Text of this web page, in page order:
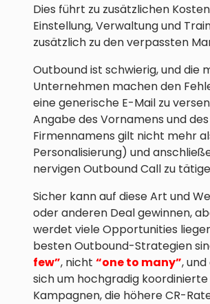
Dies führt zu zusätzlichen
Einstellung, Verwaltung und
zusätzlich zu den verpassten
Outbound ist schwierig, und die
Unternehmen machen den
eine generische E-Mail zu
Angabe des Vornamens und des
Firmennamens gilt nicht mehr
Personalisierung) und
nervigen Outbound Call zu
Sicher kann auf diese Art und
oder anderen Deal gewinnen,
werdet viele Opportunities
besten Outbound-Strategien
few”, nicht “one to many”,
sich um hochgradig koordinierte
Kampagnen, die höhere CR-